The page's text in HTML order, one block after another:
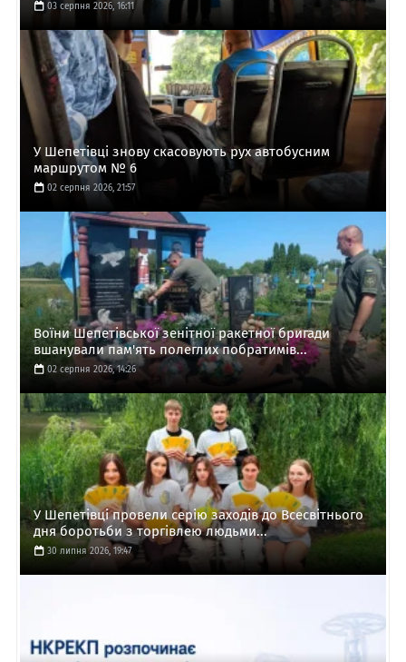
03 серпня 2026, 16:11
У Шепетівці знову скасовують рух автобусним
маршрутом № 6
02 серпня 2026, 21:57
Воїни Шепетівської зенітної ракетної бригади
вшанували пам'ять полеглих побратимів...
02 серпня 2026, 14:26
У Шепетівці провели серію заходів до Всесвітнього
дня боротьби з торгівлею людьми...
30 липня 2026, 19:47